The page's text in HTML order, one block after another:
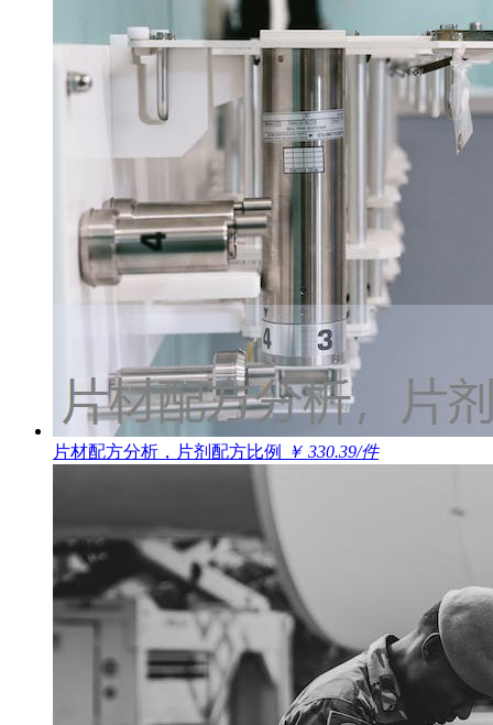
片材配方分析，片剂配方比例 ￥ 330.39/件